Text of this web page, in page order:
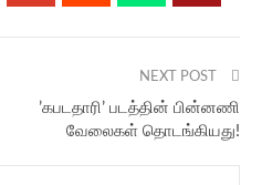
NEXT POST
’கபடதாரி’ படத்தின் பின்னணி
வேலைகள் தொடங்கியது!